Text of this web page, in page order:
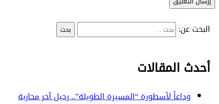
البحث عن:
أحدث المقالات
وداعاً لأسطورة “المسيرة الطويلة”.. رحيل آخر محاربة